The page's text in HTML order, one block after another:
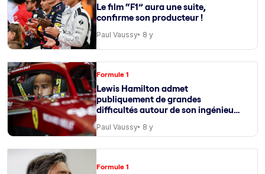
Le film “F1” aura une suite,
confirme son producteur !
Paul Vaussy 8 y
Formule 1
Lewis Hamilton admet
publiquement de grandes
difficultés autour de son ingénieur
Paul Vaussy 8 y
Formule 1